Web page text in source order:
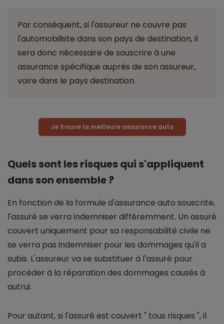
Par conséquent, si l'assureur ne couvre pas
l'automobiliste dans son pays de destination, il
sera donc nécessaire de souscrire à une
assurance spécifique auprès de son assureur,
voire dans le pays destination.
Je trouve la meilleure assurance auto
Quels sont les risques qui s'appliquent
dans son ensemble ?
En fonction de la formule d'assurance auto souscrite,
l'assuré se verra indemniser différemment. Un assuré
couvert uniquement pour sa responsabilité civile ne
se verra pas indemniser pour les dommages qu'il a
subis. L'assureur va se substituer à l'assuré pour
procéder à la réparation des dommages causés à
autrui.
Pour autant, si l'assuré est couvert " tous risques ", il